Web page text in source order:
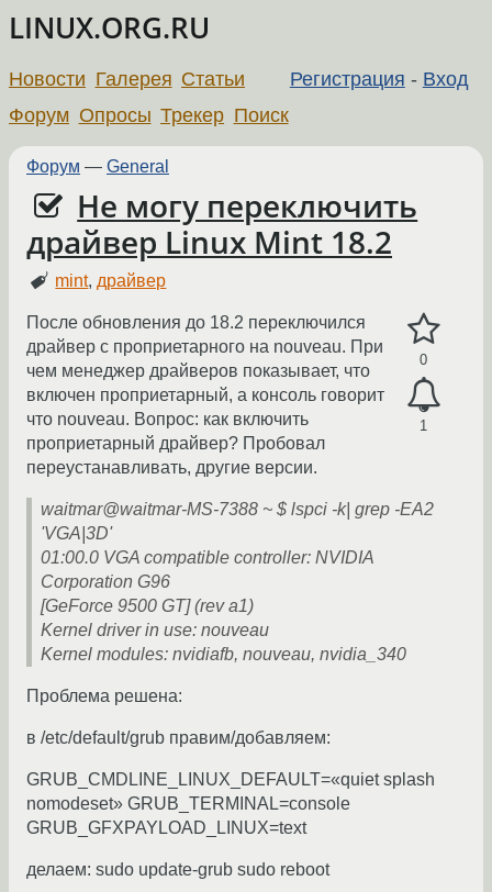
LINUX.ORG.RU
Регистрация - Вход
Новости Галерея Статьи
Форум Опросы Трекер Поиск
Форум — General
Не могу переключить
драйвер Linux Mint 18.2
mint,драйвер
0
1
После обновления до 18.2 переключился
драйвер с проприетарного на nouveau. При
чем менеджер драйверов показывает, что
включен проприетарный, а консоль говорит
что nouveau. Вопрос: как включить
проприетарный драйвер? Пробовал
переустанавливать, другие версии.
waitmar@waitmar-MS-7388 ~ $ lspci -k| grep -EA2
'VGA|3D'
01:00.0 VGA compatible controller: NVIDIA
Corporation G96
[GeForce 9500 GT] (rev a1)
Kernel driver in use: nouveau
Kernel modules: nvidiafb, nouveau, nvidia_340
Проблема решена:
в /etc/default/grub правим/добавляем:
GRUB_CMDLINE_LINUX_DEFAULT=«quiet splash
nomodeset» GRUB_TERMINAL=console
GRUB_GFXPAYLOAD_LINUX=text
делаем: sudo update-grub sudo reboot